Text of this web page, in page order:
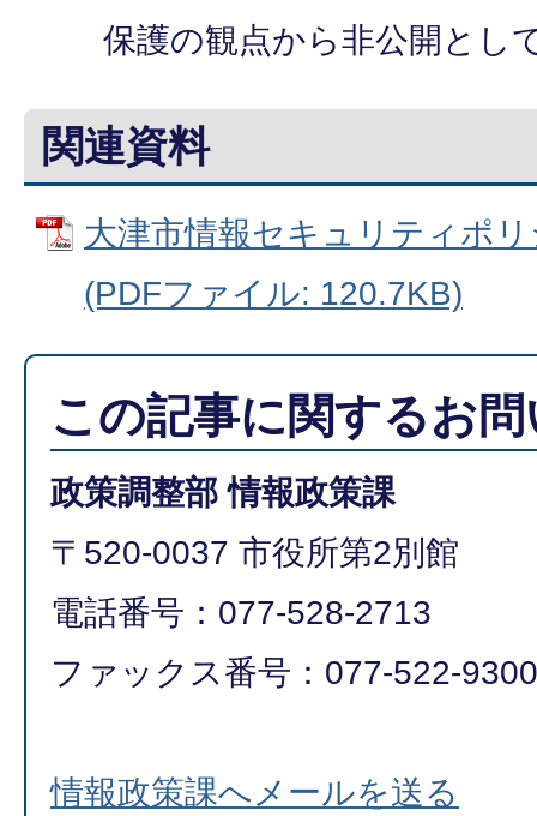
保護の観点から非公開とし
関連資料
大津市情報セキュリティポ
(PDFファイル: 120.7KB)
この記事に関するお
政策調整部 情報政策課
〒520-0037 市役所第2別館
電話番号：077-528-2713
ファックス番号：077-522-9300
情報政策課へメールを送る